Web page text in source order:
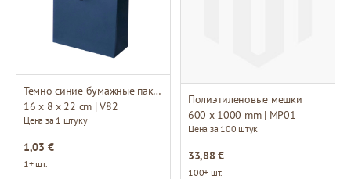
Темно синие бумажные пакеты с тканевыми ручками
16 x 8 x 22 cm | V82
Цена за 1 штуку
1,03 €
1+ шт.
Полиэтиленовые мешки
600 x 1000 mm | MP01
Цена за 100 штук
33,88 €
100+ шт.